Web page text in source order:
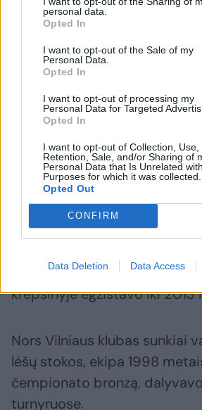
personal data.
Opted In
I want to opt-out of the Sale of my
Personal Data.
Opted In
I want to opt-out of processing my
Personal Data for Targeted
Opted In
I want to opt-out of Collection, Use,
Retention, Sale, and/or Sharing of
Personal Data that Is Unrelated
Purposes for which it was collected.
Opted Out
CONFIRM
Data Deletion Data Access
Detalesnė informacija apie
laidojimo vietą bus
dienomis.
„Sakalai“ su V.Kiaušu
krepšinyje egzistavo iki 2013
Nors Vilniaus klubas sunkiai
lėšų stokos, ekipa 1998
čempionato bronzą,
turnyruose.